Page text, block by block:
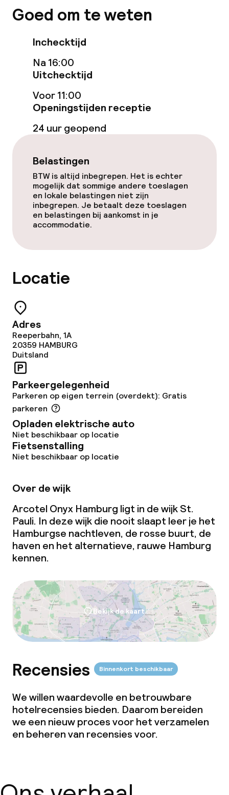
Goed om te weten
Inchecktijd
Na 16:00
Uitchecktijd
Voor 11:00
Openingstijden receptie
24 uur geopend
Belastingen
BTW is altijd inbegrepen. Het is echter
mogelijk dat sommige andere toeslagen
en lokale belastingen niet zijn
inbegrepen. Je betaalt deze toeslagen
en belastingen bij aankomst in je
accommodatie.
Locatie
Adres
Reeperbahn, 1A
20359 HAMBURG
Duitsland
Parkeergelegenheid
Parkeren op eigen terrein (overdekt): Gratis
parkeren
Opladen elektrische auto
Niet beschikbaar op locatie
Fietsenstalling
Niet beschikbaar op locatie
Over de wijk
Arcotel Onyx Hamburg ligt in de wijk St.
Pauli. In deze wijk die nooit slaapt leer je het
Hamburgse nachtleven, de rosse buurt, de
haven en het alternatieve, rauwe Hamburg
kennen.
Bekijk de kaart
Recensies Binnenkort beschikbaar
We willen waardevolle en betrouwbare
hotelrecensies bieden. Daarom bereiden
we een nieuw proces voor het verzamelen
en beheren van recensies voor.